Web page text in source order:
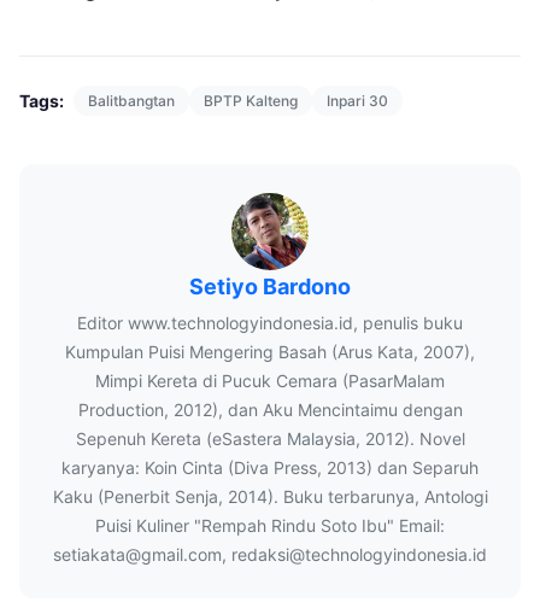
Tags: Balitbangtan BPTP Kalteng Inpari 30
Setiyo Bardono
Editor www.technologyindonesia.id, penulis buku
Kumpulan Puisi Mengering Basah (Arus Kata, 2007),
Mimpi Kereta di Pucuk Cemara (PasarMalam
Production, 2012), dan Aku Mencintaimu dengan
Sepenuh Kereta (eSastera Malaysia, 2012). Novel
karyanya: Koin Cinta (Diva Press, 2013) dan Separuh
Kaku (Penerbit Senja, 2014). Buku terbarunya, Antologi
Puisi Kuliner "Rempah Rindu Soto Ibu" Email:
setiakata@gmail.com, redaksi@technologyindonesia.id